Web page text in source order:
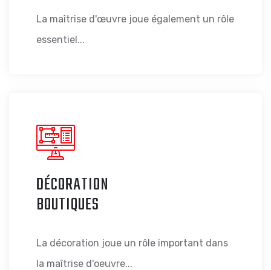
La maîtrise d'œuvre joue également un rôle
essentiel...
DÉCORATION
BOUTIQUES
La décoration joue un rôle important dans
la maîtrise d'oeuvre...